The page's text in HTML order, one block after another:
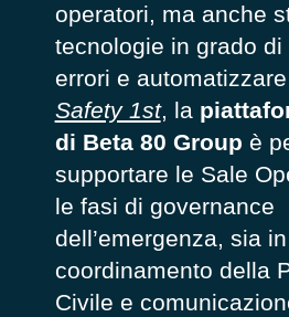
operatori, ma anche
tecnologie in grado di
errori e
Safety 1st, la
di Beta 80 Group è
supportare le Sale
le fasi di governance
dell’emergenza, sia
coordinamento della
Civile e